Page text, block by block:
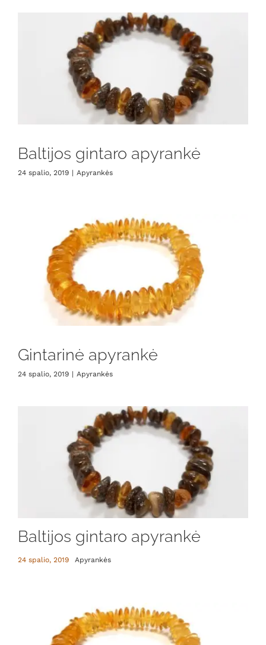
Baltijos gintaro apyrankė
24 spalio, 2019 | Apyrankės
Gintarinė apyrankė
24 spalio, 2019 | Apyrankės
Baltijos gintaro apyrankė
24 spalio, 2019 Apyrankės